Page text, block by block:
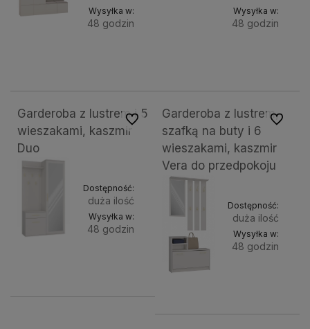
Wysyłka w:
48 godzin
Wysyłka w:
48 godzin
Garderoba z lustrem i 5
wieszakami, kaszmir
Duo
Dostępność:
duża ilość
Wysyłka w:
48 godzin
Do ulubionychGarderoba z lustrem,
szafką na buty i 6
wieszakami, kaszmir
Vera do przedpokoju
Dostępność:
duża ilość
Wysyłka w:
48 godzin
Do